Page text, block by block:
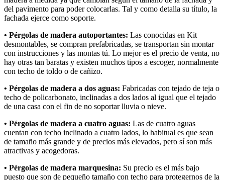
del pavimento para poder colocarlas. Tal y como detalla su título, la
fachada ejerce como soporte.
• Pérgolas de madera autoportantes: Las conocidas en Kit
desmontables, se compran prefabricadas, se transportan sin montar
con instrucciones y las montas tú. Lo mejor es el precio de venta, no
hay otras tan baratas y existen muchos tipos a escoger, normalmente
con techo de toldo o de cañizo.
• Pérgolas de madera a dos aguas: Fabricadas con tejado de teja o
techo de policarbonato, inclinadas a dos lados al igual que el tejado
de una casa con el fin de no soportar lluvia o nieve.
• Pérgolas de madera a cuatro aguas: Las de cuatro aguas
cuentan con techo inclinado a cuatro lados, lo habitual es que sean
de tamaño más grande y de precios más elevados, pero sí son más
atractivas y acogedoras.
• Pérgolas de madera marquesina: Su precio es el más bajo
puesto que son de pequeño tamaño con techo para protegernos de la